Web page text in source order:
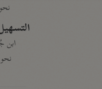
نحو ١١
ابن
نحو ٣ مجلدات